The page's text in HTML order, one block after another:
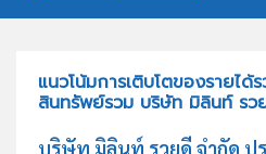
แนวโน้มการเติบโตของรายได้
สินทรัพย์รวม บริษัท มิลินท์ รว
บริษัท มิลินท์ รวยดี จำกัด ป